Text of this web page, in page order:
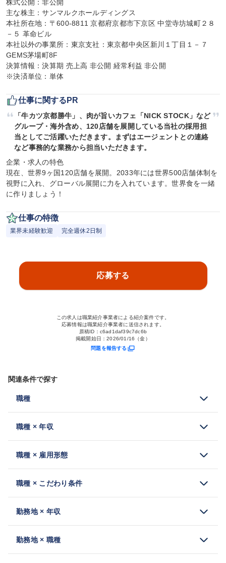
株式公開：非公開
主な株主：サンマルクホールディングス
本社所在地：〒600-8811 京都府京都市下京区 中堂寺坊城町２８
－５ 革命ビル
本社以外の事業所：東京支社：東京都中央区新川１丁目１－７
GEMS茅場町8F
決算情報：決算期 売上高 非公開 経常利益 非公開
※決済単位：単体
仕事に関するPR
「牛カツ京都勝牛」、肉が旨いカフェ「NICK STOCK」など
グループ・海外含め、120店舗を展開している当社の採用担
当としてご活躍いただきます。まずはエージェントとの連絡
など事務的な業務から担当いただきます。
企業・求人の特色
現在、世界9ヶ国120店舗を展開。2033年には世界500店舗体制を
視野に入れ、グローバル展開に力を入れています。世界食を一緒
に作りましょう！
仕事の特徴
業界未経験歓迎 完全週休2日制
応募する
この求人は職業紹介事業者による紹介案件です。
応募情報は職業紹介事業者に送信されます。
原稿ID： c6ad1daf39c7dc6b
掲載開始日：2026/01/16（金）
問題を報告する
関連条件で探す
職種
職種 × 年収
職種 × 雇用形態
職種 × こだわり条件
勤務地 × 年収
勤務地 × 職種